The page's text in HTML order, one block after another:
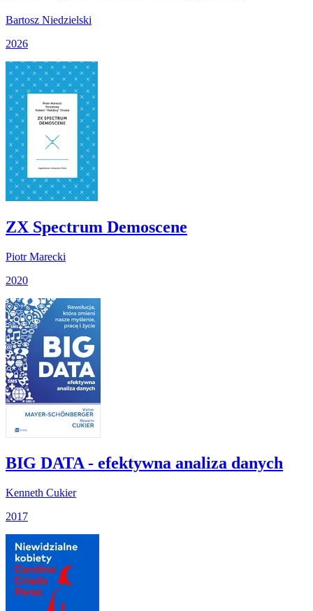
Bartosz Niedzielski
2026
ZX Spectrum Demoscene
Piotr Marecki
2020
BIG DATA - efektywna analiza danych
Kenneth Cukier
2017